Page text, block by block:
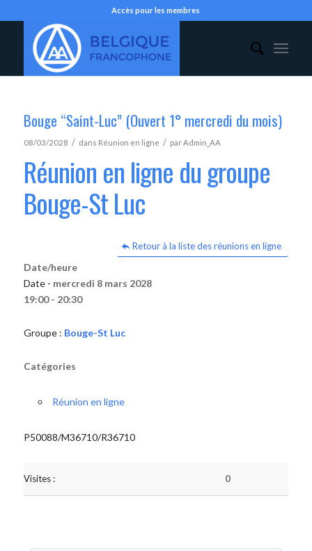
Accès pour les membres
Bouge “Saint-Luc” (Ouvert 1° mercredi du mois)
08/03/2028 / dans Réunion en ligne / parAdmin_AA
Réunion en ligne du groupe
Bouge-St Luc
Retour à la liste des réunions en ligne
Date/heure
Date - mercredi 8 mars 2028
19:00 - 20:30
Groupe : Bouge-St Luc
Catégories
Réunion en ligne
P50088/M36710/R36710
Visites : 0